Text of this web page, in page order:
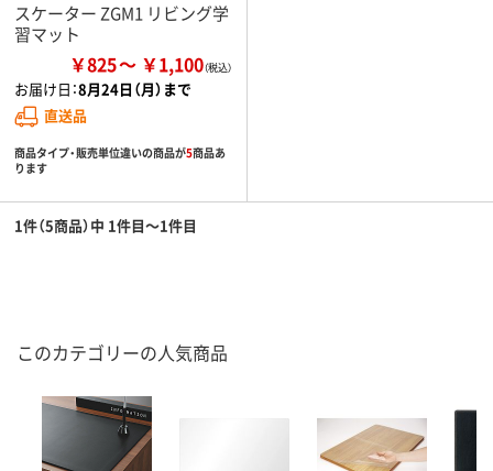
スケーター ZGM1 リビング学
習マット
￥825 ￥1,100
お届け日：8月24日（月）まで
直送品
商品タイプ・販売単位違いの商品が5商品あ
ります
1件（5商品）中 1件目～1件目
このカテゴリーの人気商品